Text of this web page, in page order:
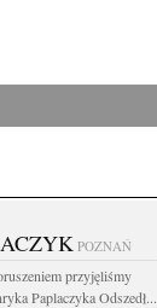
POZNAŃ
przyjęliśmy
Paplaczyka Odszedł...